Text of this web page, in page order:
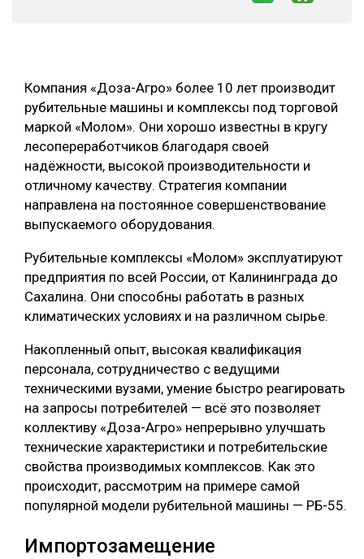
Компания «Доза-Агро» более 10 лет производит
рубительные машины и комплексы под торговой
маркой «Молом». Они хорошо известны в кругу
лесопереработчиков благодаря своей
надёжности, высокой производительности и
отличному качеству. Стратегия компании
направлена на постоянное совершенствование
выпускаемого оборудования.
Рубительные комплексы «Молом» эксплуатируют
предприятия по всей России, от Калининграда до
Сахалина. Они способны работать в разных
климатических условиях и на различном сырье.
Накопленный опыт, высокая квалификация
персонала, сотрудничество с ведущими
техническими вузами, умение быстро реагировать
на запросы потребителей — всё это позволяет
коллективу «Доза-Агро» непрерывно улучшать
технические характеристики и потребительские
свойства производимых комплексов. Как это
происходит, рассмотрим на примере самой
популярной модели рубительной машины — РБ-55.
Импортозамещение